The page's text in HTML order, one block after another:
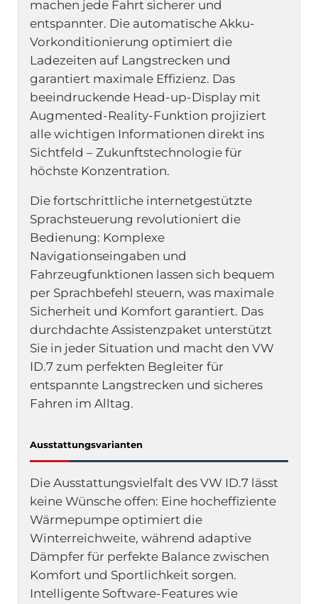
machen jede Fahrt sicherer und
entspannter. Die automatische Akku-
Vorkonditionierung optimiert die
Ladezeiten auf Langstrecken und
garantiert maximale Effizienz. Das
beeindruckende Head-up-Display mit
Augmented-Reality-Funktion projiziert
alle wichtigen Informationen direkt ins
Sichtfeld – Zukunftstechnologie für
höchste Konzentration.
Die fortschrittliche internetgestützte
Sprachsteuerung revolutioniert die
Bedienung: Komplexe
Navigationseingaben und
Fahrzeugfunktionen lassen sich bequem
per Sprachbefehl steuern, was maximale
Sicherheit und Komfort garantiert. Das
durchdachte Assistenzpaket unterstützt
Sie in jeder Situation und macht den VW
ID.7 zum perfekten Begleiter für
entspannte Langstrecken und sicheres
Fahren im Alltag.
Ausstattungsvarianten
Die Ausstattungsvielfalt des VW ID.7 lässt
keine Wünsche offen: Eine hocheffiziente
Wärmepumpe optimiert die
Winterreichweite, während adaptive
Dämpfer für perfekte Balance zwischen
Komfort und Sportlichkeit sorgen.
Intelligente Software-Features wie